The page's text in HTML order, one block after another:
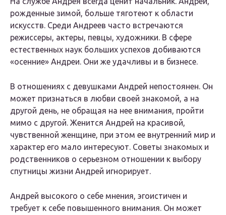
рожденные зимой, больше тяготеют к области
искусств. Среди Андреев часто встречаются
режиссеры, актеры, певцы, художники. В сфере
естественных наук больших успехов добиваются
«осенние» Андреи. Они же удачливы и в бизнесе.
В отношениях с девушками Андрей непостоянен. Он
может признаться в любви своей знакомой, а на
другой день, не обращая на нее внимания, пройти
мимо с другой. Женится Андрей на красивой,
чувственной женщине, при этом ее внутренний мир и
характер его мало интересуют. Советы знакомых и
родственников о серьезном отношении к выбору
спутницы жизни Андрей игнорирует.
Андрей высокого о себе мнения, эгоистичен и
требует к себе повышенного внимания. Он может